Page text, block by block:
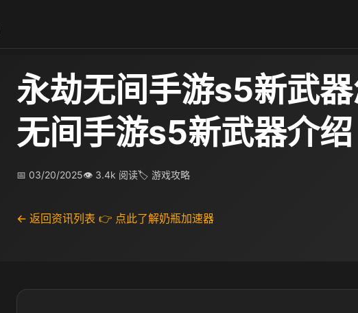
永劫无间手游s5新武
无间手游s5新武器介绍
📅 03/20/2025👁 3.4k 阅读🏷 游戏攻略
← 返回资讯列表 👉 点此了解奶瓶加速器